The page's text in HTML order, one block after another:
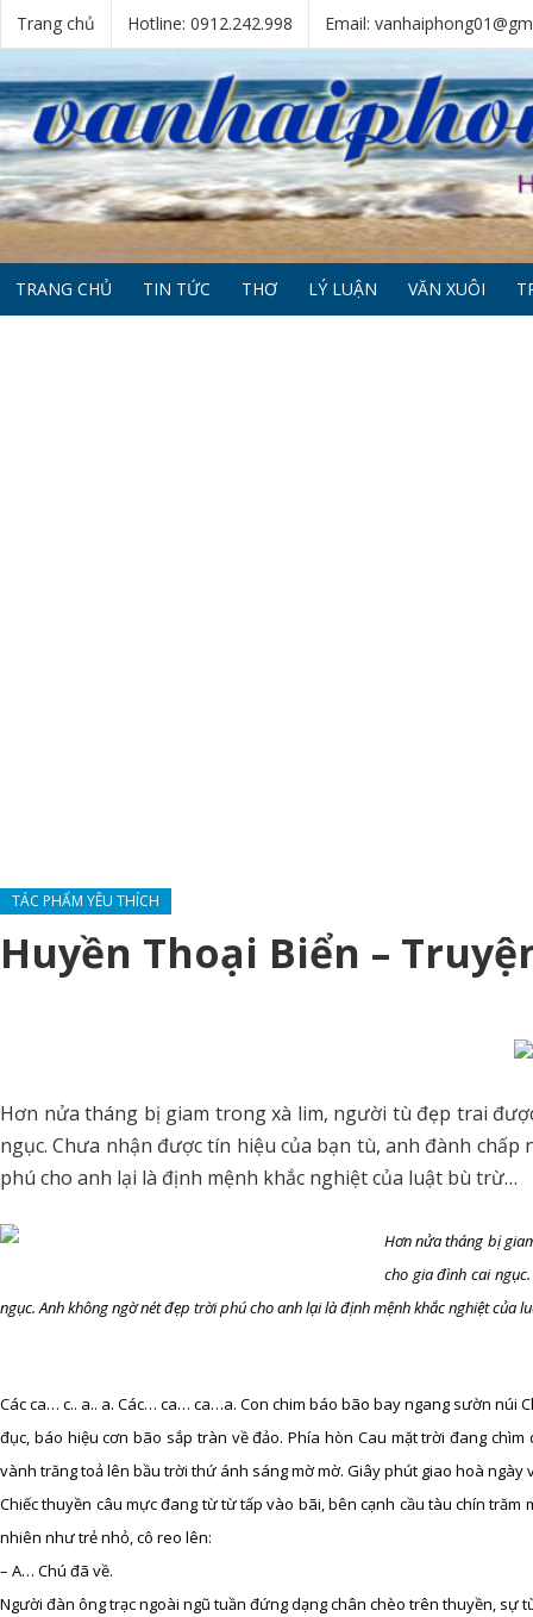
Trang chủ Hotline: 0912.242.998 Email:
TRANG CHỦ TIN TỨC THƠ LÝ LUẬN VĂN XUÔI
TÁC PHẨM YÊU THÍCH
Huyền Thoại Biển –
Hơn nửa tháng bị giam trong xà lim, người tù đẹp trai
ngục. Chưa nhận được tín hiệu của bạn tù, anh đành
phú cho anh lại là định mệnh khắc nghiệt của luật bù trừ…
Hơn nửa tháng bị
cho gia đình cai
ngục. Anh không ngờ nét đẹp trời phú cho anh lại là định mệnh khắc nghiệt của
Các ca… c.. a.. a. Các… ca… ca…a. Con chim báo bão bay ngang sườn
đục, báo hiệu cơn bão sắp tràn về đảo. Phía hòn Cau mặt trời đang
vành trăng toả lên bầu trời thứ ánh sáng mờ mờ. Giây phút giao hoà ngày
Chiếc thuyền câu mực đang từ từ tấp vào bãi, bên cạnh cầu tàu chín
nhiên như trẻ nhỏ, cô reo lên:
– A… Chú đã về.
Người đàn ông trạc ngoài ngũ tuần đứng dạng chân chèo trên thuyền, sự